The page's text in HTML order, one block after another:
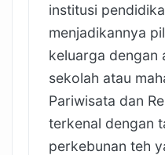
institusi
menjadikannya
keluarga dengan
sekolah atau
Pariwisata dan
terkenal dengan
perkebunan teh